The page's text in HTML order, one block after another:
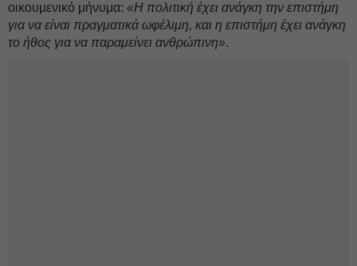
οικουμενικό μήνυμα: «Η πολιτική έχει ανάγκη την επιστήμη
για να είναι πραγματικά ωφέλιμη, και η επιστήμη έχει ανάγκη
το ήθος για να παραμείνει ανθρώπινη».